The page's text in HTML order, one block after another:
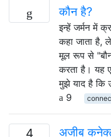
कौन है?
इन्हें जर्मन में
कहा जाता है,
मूल रूप से
करता है। यह
मुझे याद है कि
9
4 अजीब